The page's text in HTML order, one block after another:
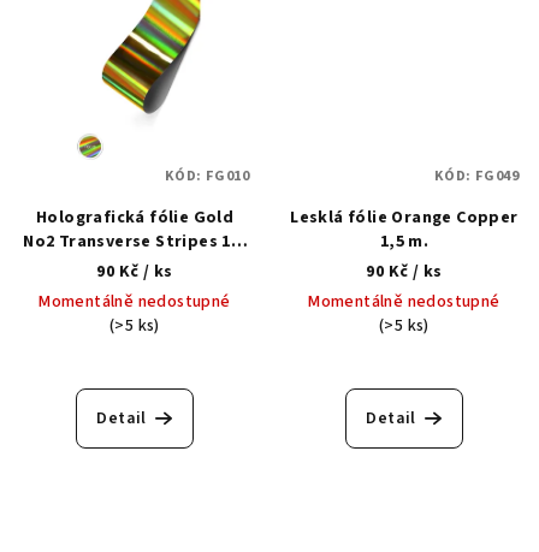
Holografická fólie Gold
No2 Transverse Stripes 1,5
m.
90 Kč / ks
Momentálně nedostupné
(>5 ks)
Detail
KÓD: FG010
Lesklá fólie Orange Copper
1,5 m.
90 Kč / ks
Momentálně nedostupné
(>5 ks)
Detail
KÓD: FG049